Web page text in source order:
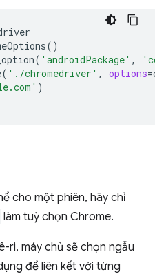
()
( 'androidPackage' ,
( './chromedriver' , options=
)
cho một phiên, hãy chỉ
làm tuỳ chọn Chrome.
ri, máy chủ sẽ chọn ngẫu
để liên kết với từng